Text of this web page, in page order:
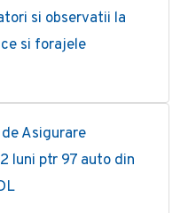
si observatii la
si forajele
Asigurare
luni ptr 97 auto din